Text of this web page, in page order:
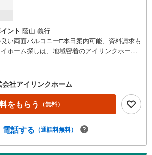
ント 蔭山 義行
い両面バルコニー□本日案内可能、資料請求も
ホーム探しは、地域密着のアイリンクホーム
海浜小学校徒歩1分〇高浜中学校徒歩6分□■□
ー開催中□■□（※事前に必ずお問い合わせくだ
コース内容（所要時間）》（1）サクッと内覧
30分～）（2）じっくり内覧コース （60
）納得内覧コース （90分～）（4）まず
い合わせ無料】お日にち:時間帯のご指定が可能
社アイリンクホーム
をもらう （無料）
電話する （通話料無料）